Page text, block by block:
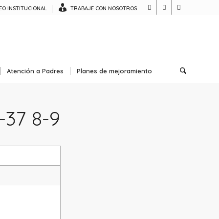
INSTITUCIONAL TRABAJE CON NOSOTROS
Atención a Padres Planes de mejoramiento
37 8-9